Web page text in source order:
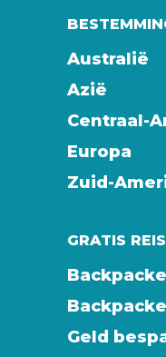
Australië
Azië
Centraal-
Europa
Zuid-
GRATIS
Geld